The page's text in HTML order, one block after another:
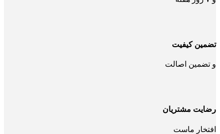
تضمین کیفیت
و تضمین اصالت
رضایت مشتریان
افتخار ماست